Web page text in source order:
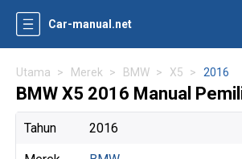
Car-manual.net
Utama Merek BMW X5 2016
BMW X5 2016 Manual
Tahun 2016